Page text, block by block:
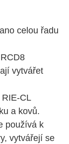
celou řadu
vytvářet
CL
a kovů.
používá k
vytvářejí se